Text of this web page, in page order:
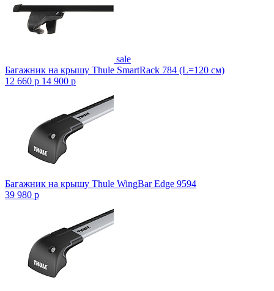
sale
Багажник на крышу Thule SmartRack 784 (L=120 см)
12 660 p 14 900 p
Багажник на крышу Thule WingBar Edge 9594
39 980 p